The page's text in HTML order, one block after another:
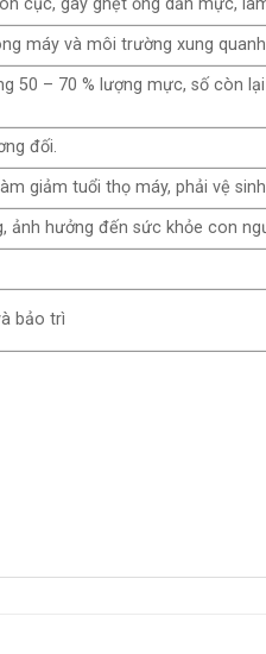
cục, gây ghẹt ống dẫn mực,
máy và môi trường xung
50 – 70 % lượng mực, số còn
đối.
giảm tuổi thọ máy, phải vệ
ảnh hưởng đến sức khỏe con
bảo trì